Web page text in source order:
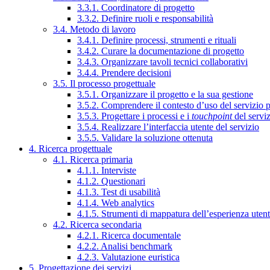
3.3.1. Coordinatore di progetto
3.3.2. Definire ruoli e responsabilità
3.4. Metodo di lavoro
3.4.1. Definire processi, strumenti e rituali
3.4.2. Curare la documentazione di progetto
3.4.3. Organizzare tavoli tecnici collaborativi
3.4.4. Prendere decisioni
3.5. Il processo progettuale
3.5.1. Organizzare il progetto e la sua gestione
3.5.2. Comprendere il contesto d’uso del servizio
3.5.3. Progettare i processi e i touchpointdel
3.5.4. Realizzare l’interfaccia utente del servizio
3.5.5. Validare la soluzione ottenuta
4. Ricerca progettuale
4.1. Ricerca primaria
4.1.1. Interviste
4.1.2. Questionari
4.1.3. Test di usabilità
4.1.4. Web analytics
4.1.5. Strumenti di mappatura dell’esperienza
4.2. Ricerca secondaria
4.2.1. Ricerca documentale
4.2.2. Analisi benchmark
4.2.3. Valutazione euristica
5. Progettazione dei servizi